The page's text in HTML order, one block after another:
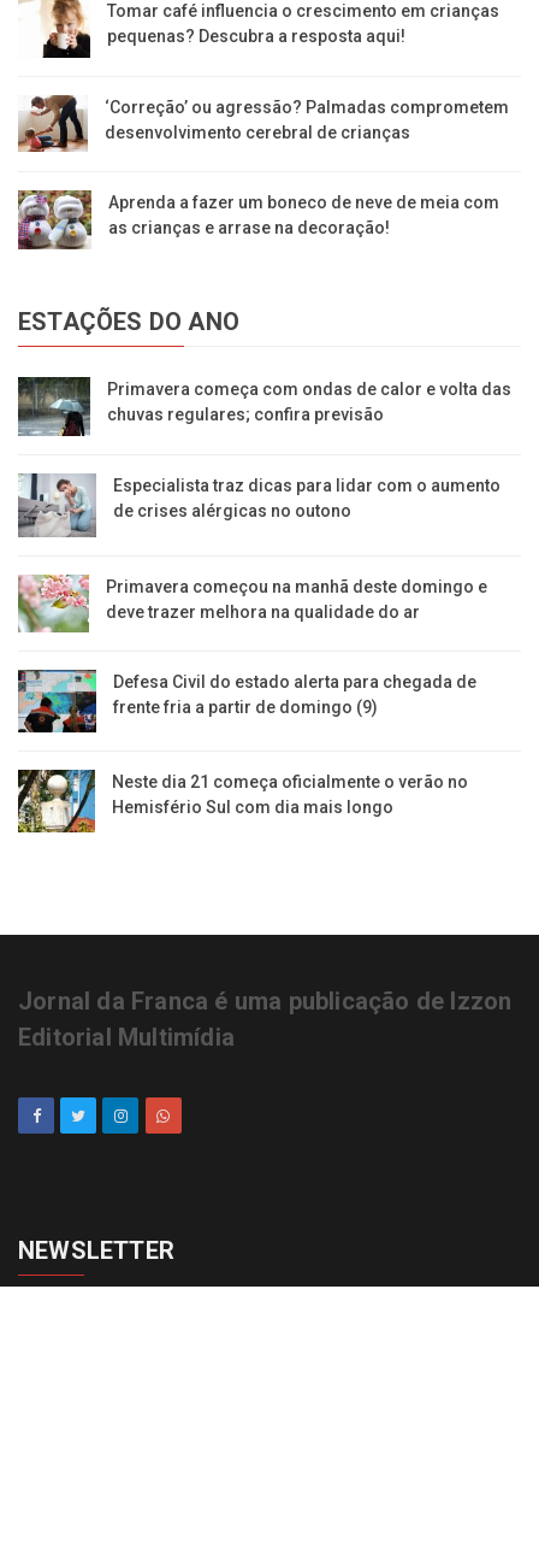
Tomar café influencia o crescimento em crianças
pequenas? Descubra a resposta aqui!
‘Correção’ ou agressão? Palmadas comprometem
desenvolvimento cerebral de crianças
Aprenda a fazer um boneco de neve de meia com
as crianças e arrase na decoração!
ESTAÇÕES DO ANO
Primavera começa com ondas de calor e volta das
chuvas regulares; confira previsão
Especialista traz dicas para lidar com o aumento
de crises alérgicas no outono
Primavera começou na manhã deste domingo e
deve trazer melhora na qualidade do ar
Defesa Civil do estado alerta para chegada de
frente fria a partir de domingo (9)
Neste dia 21 começa oficialmente o verão no
Hemisfério Sul com dia mais longo
Jornal da Franca é uma publicação de Izzon
Editorial Multimídia
NEWSLETTER